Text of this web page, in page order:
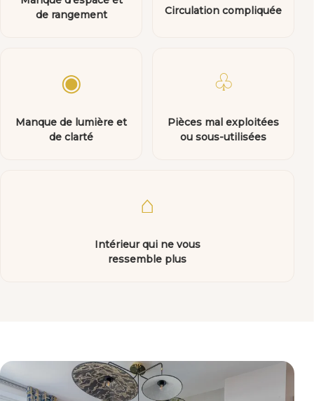
de rangement
Circulation compliquée
◉
Manque de lumière et
de clarté
♧
Pièces mal exploitées
ou sous-utilisées
⌂
Intérieur qui ne vous
ressemble plus